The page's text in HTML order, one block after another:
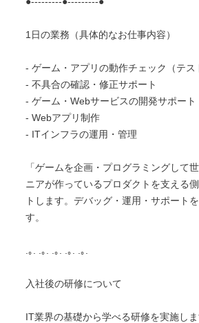
1日の業務（具体的なお仕事内容）
- ゲーム・アプリの動作チェック（テス
- 不具合の確認・修正サポート
- ゲーム・Webサービスの開発サポート
- Webアプリ制作
- ITインフラの運用・管理
「ゲームを企画・プログラミングして
ニアが作っているプロダクトを支える
トします。デバッグ・運用・サポート
す。
.｡. .｡. .｡. .｡. .｡.
入社後の研修について
IT業界の基礎から学べる研修を実施しま